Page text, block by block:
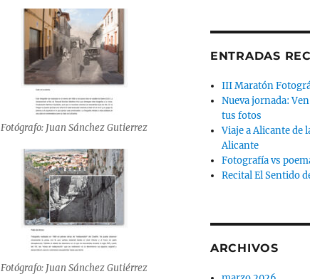
Fotógrafo: Juan Sánchez Gutierrez
Fotógrafo: Juan Sánchez Gutiérrez
ENTRADAS
III Maratón
Nueva jornada:
tus fotos
Viaje a Alicante de
Alicante
Fotografía vs
Recital El Sentido
ARCHIVOS